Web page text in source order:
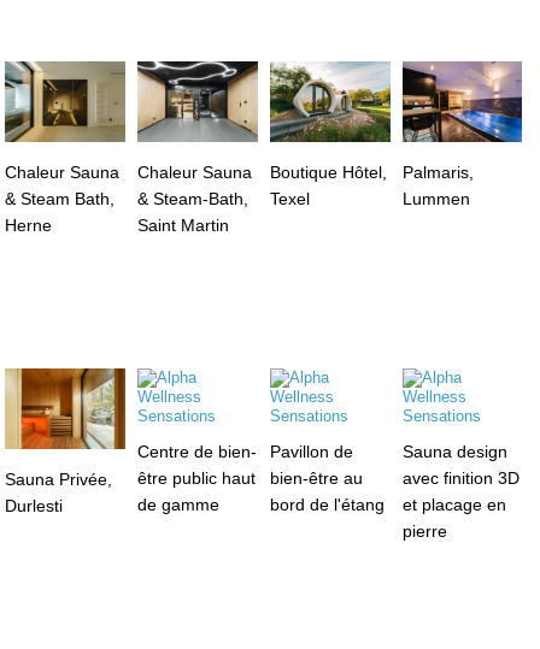
Chaleur Sauna
& Steam Bath,
Herne
Chaleur Sauna
& Steam-Bath,
Saint Martin
Boutique Hôtel,
Texel
Palmaris,
Lummen
Sauna Privée,
Durlesti
Centre de bien-
être public haut
de gamme
Pavillon de
bien-être au
bord de l'étang
Sauna design
avec finition 3D
et placage en
pierre